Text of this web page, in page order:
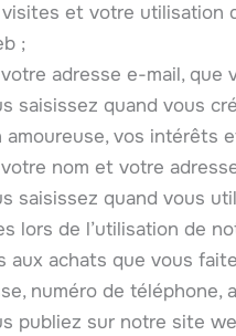
et votre utilisation
;
adresse e-mail,
saisissez quand vous
amoureuse, vos intérêts
nom et votre
saisissez quand vous
lors de l’utilisation de
aux achats que vous
numéro de
publiez sur notre site